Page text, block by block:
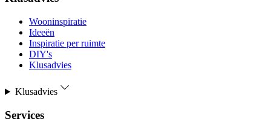
Wooninspiratie
Ideeën
Inspiratie per ruimte
DIY's
Klusadvies
Klusadvies
Services